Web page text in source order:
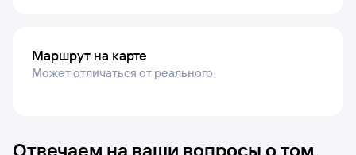
Маршрут на карте
Может отличаться от реального
Отвечаем на ваши вопросы о том,